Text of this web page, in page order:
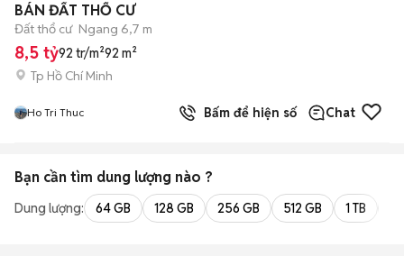
BÁN ĐẤT THỔ CƯ
Đất thổ cư Ngang 6,7 m
8,5 tỷ92 tr/m²92 m²
Tp Hồ Chí Minh
Ho Tri Thuc Bấm để hiện số Chat
Bạn cần tìm dung lượng nào ?
Dung lượng: 64 GB 128 GB 256 GB 512 GB 1 TB